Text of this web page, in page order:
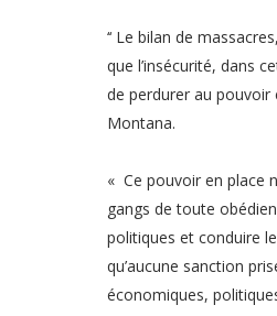
‘‘ Le bilan de
que l’insécurité, dans
de perdurer au pouvoir
Montana.
« Ce pouvoir en place
gangs de toute
politiques et conduire
qu’aucune sanction
économiques,